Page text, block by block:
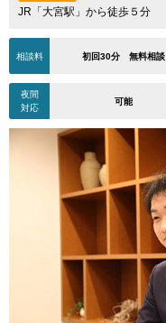
JR「大宮駅」から徒歩５分
相談料 初回30分 無料相談
夜間
対応
可能